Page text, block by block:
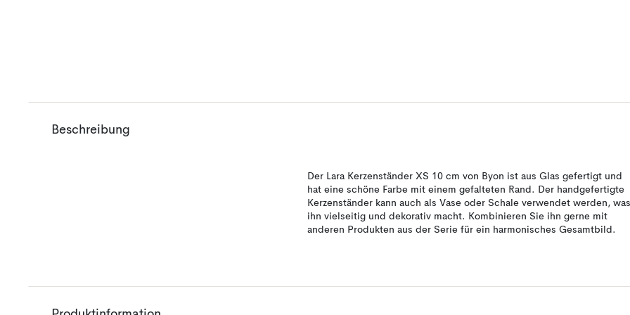
Beschreibung
Der Lara Kerzenständer XS 10 cm von Byon ist aus Glas gefertigt und
hat eine schöne Farbe mit einem gefalteten Rand. Der handgefertigte
Kerzenständer kann auch als Vase oder Schale verwendet werden, was
ihn vielseitig und dekorativ macht. Kombinieren Sie ihn gerne mit
anderen Produkten aus der Serie für ein harmonisches Gesamtbild.